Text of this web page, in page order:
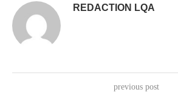
REDACTION LQA
previous post